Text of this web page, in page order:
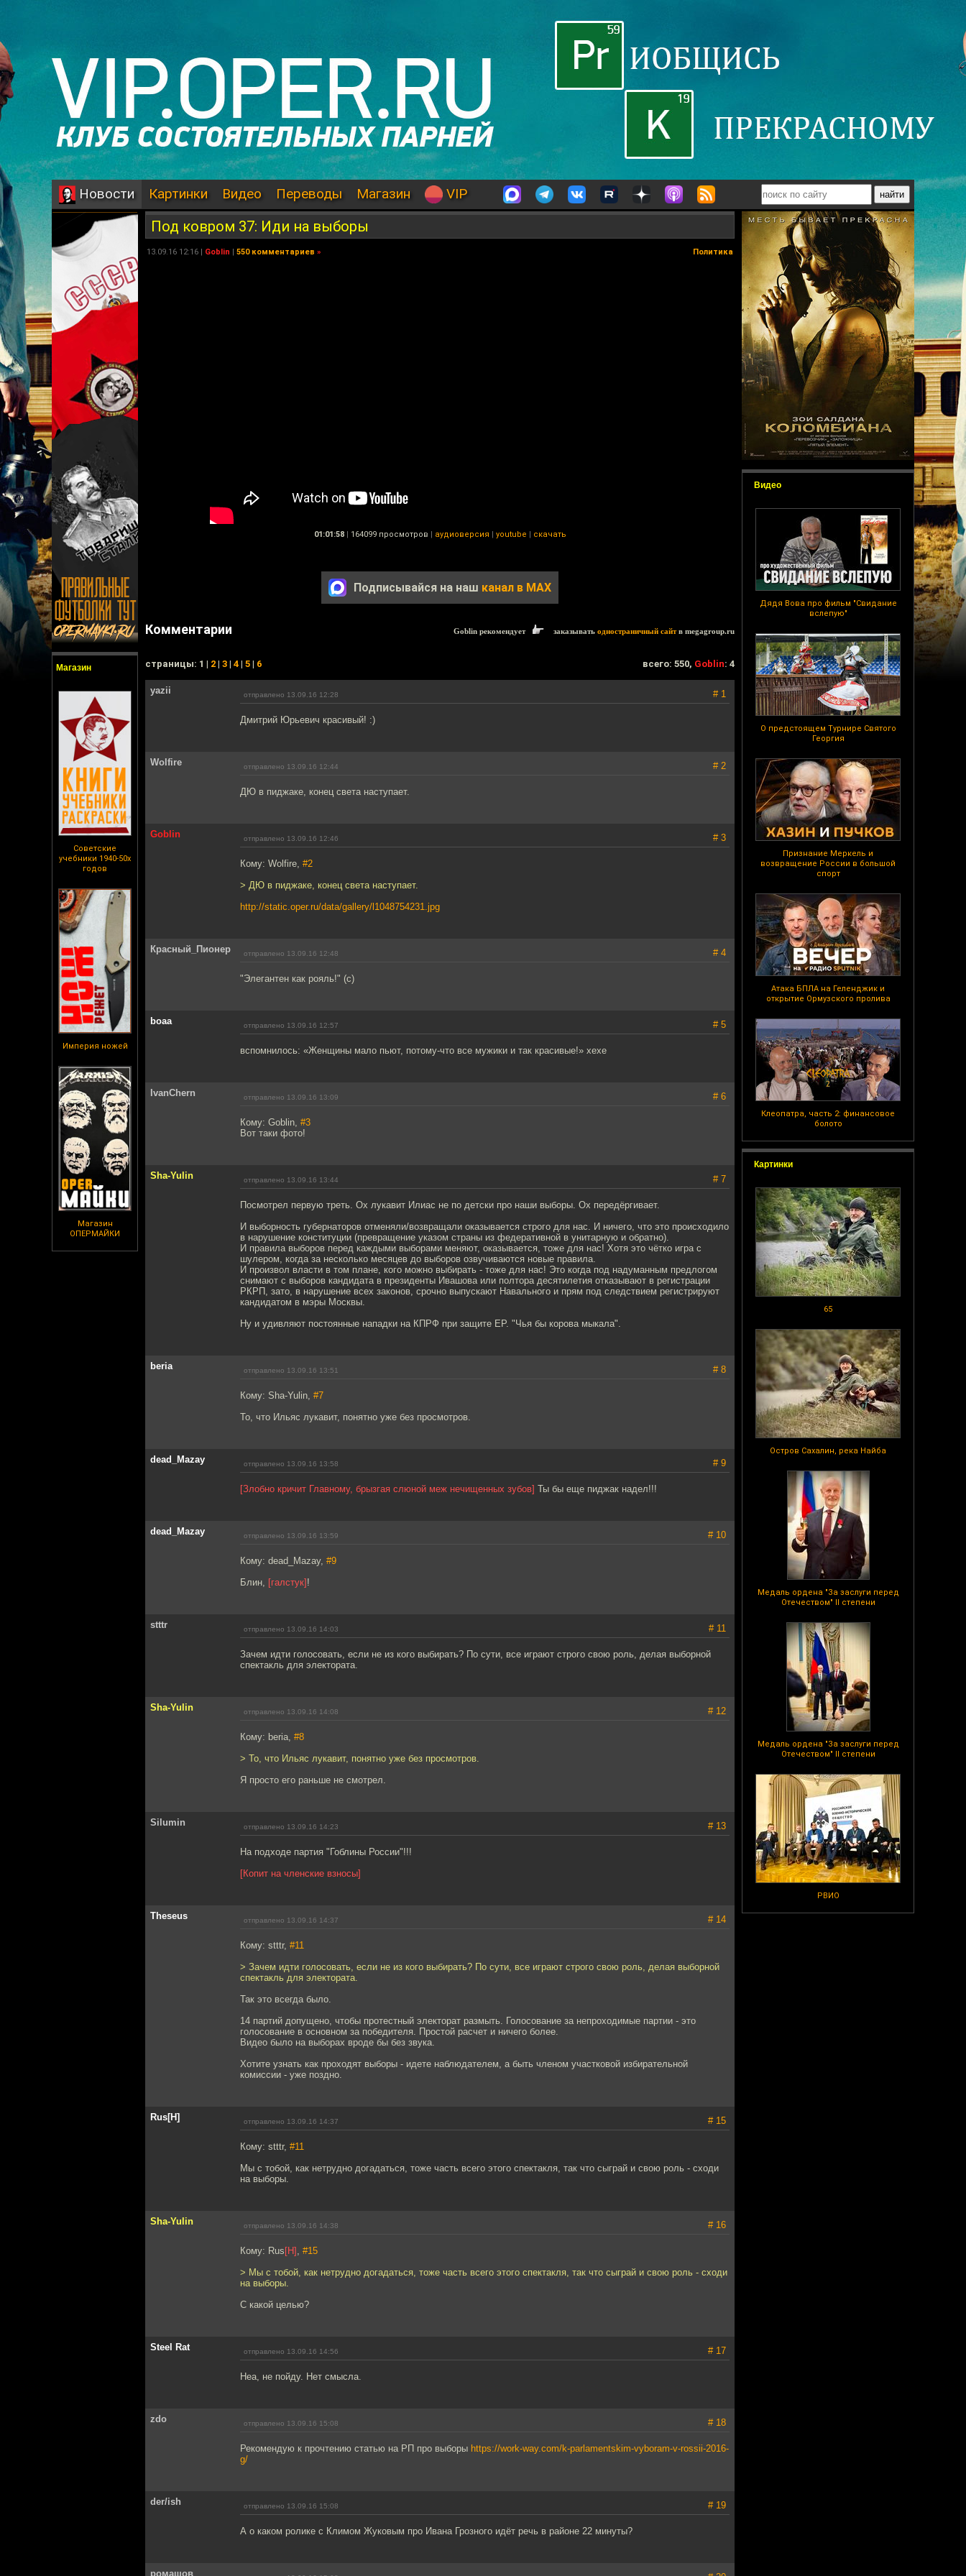
Новости Картинки Видео Переводы Магазин VIP
Магазин
Советские
учебники 1940-50х
годов
Империя ножей
Магазин
ОПЕРМАЙКИ
Видео
Дядя Вова про фильм "Свидание
вслепую"
О предстоящем Турнире Святого
Георгия
Признание Меркель и
возвращение России в большой
спорт
Атака БПЛА на Геленджик и
открытие Ормузского пролива
Клеопатра, часть 2: финансовое
болото
Картинки
65
Остров Сахалин, река Найба
Медаль ордена "За заслуги перед
Отечеством" II степени
Медаль ордена "За заслуги перед
Отечеством" II степени
РВИО
Под ковром 37: Иди на выборы
13.09.16 12:16 | Goblin | 550 комментариев » Политика
01:01:58 | 164099 просмотров | аудиоверсия | youtube | скачать
Подписывайся на наш канал в MAX
Комментарии Goblin рекомендует заказывать одностраничный сайтв megagroup.ru
cтраницы: 1 | 2 | 3 | 4 | 5 | 6 всего: 550, Goblin: 4
yazii отправлено 13.09.16 12:28 # 1
Дмитрий Юрьевич красивый! :)
Wolfire отправлено 13.09.16 12:44 # 2
ДЮ в пиджаке, конец света наступает.
Goblin отправлено 13.09.16 12:46 # 3
Кому: Wolfire, #2
> ДЮ в пиджаке, конец света наступает.
http://static.oper.ru/data/gallery/l1048754231.jpg
Красный_Пионер отправлено 13.09.16 12:48 # 4
"Элегантен как рояль!" (с)
boaa отправлено 13.09.16 12:57 # 5
вспомнилось: «Женщины мало пьют, потому-что все мужики и так красивые!» хехе
IvanChern отправлено 13.09.16 13:09 # 6
Кому: Goblin, #3
Вот таки фото!
Sha-Yulin отправлено 13.09.16 13:44 # 7
Посмотрел первую треть. Ох лукавит Илиас не по детски про наши выборы. Ох передёргивает.
И выборность губернаторов отменяли/возвращали оказывается строго для нас. И ничего, что это происходило
в нарушение конституции (превращение указом страны из федеративной в унитарную и обратно).
И правила выборов перед каждыми выборами меняют, оказывается, тоже для нас! Хотя это чётко игра с
шулером, когда за несколько месяцев до выборов озвучиваются новые правила.
И произвол власти в том плане, кого можно выбирать - тоже для нас! Это когда под надуманным предлогом
снимают с выборов кандидата в президенты Ивашова или полтора десятилетия отказывают в регистрации
РКРП, зато, в нарушение всех законов, срочно выпускают Навального и прям под следствием регистрируют
кандидатом в мэры Москвы.
Ну и удивляют постоянные нападки на КПРФ при защите ЕР. "Чья бы корова мыкала".
beria отправлено 13.09.16 13:51 # 8
Кому: Sha-Yulin, #7
То, что Ильяс лукавит, понятно уже без просмотров.
dead_Mazay отправлено 13.09.16 13:58 # 9
[Злобно кричит Главному, брызгая слюной меж нечищенных зубов] Ты бы еще пиджак надел!!!
dead_Mazay отправлено 13.09.16 13:59 # 10
Кому: dead_Mazay, #9
Блин, [галстук] !
stttr отправлено 13.09.16 14:03 # 11
Зачем идти голосовать, если не из кого выбирать? По сути, все играют строго свою роль, делая выборной
спектакль для электората.
Sha-Yulin отправлено 13.09.16 14:08 # 12
Кому: beria, #8
> То, что Ильяс лукавит, понятно уже без просмотров.
Я просто его раньше не смотрел.
Silumin отправлено 13.09.16 14:23 # 13
На подходе партия "Гоблины России"!!!
[Копит на членские взносы]
Theseus отправлено 13.09.16 14:37 # 14
Кому: stttr, #11
> Зачем идти голосовать, если не из кого выбирать? По сути, все играют строго свою роль, делая выборной
спектакль для электората.
Так это всегда было.
14 партий допущено, чтобы протестный электорат размыть. Голосование за непроходимые партии - это
голосование в основном за победителя. Простой расчет и ничего более.
Видео было на выборах вроде бы без звука.
Хотите узнать как проходят выборы - идете наблюдателем, а быть членом участковой избирательной
комиссии - уже поздно.
Rus[H] отправлено 13.09.16 14:37 # 15
Кому: stttr, #11
Мы с тобой, как нетрудно догадаться, тоже часть всего этого спектакля, так что сыграй и свою роль - сходи
на выборы.
Sha-Yulin отправлено 13.09.16 14:38 # 16
Кому: Rus [H] , #15
> Мы с тобой, как нетрудно догадаться, тоже часть всего этого спектакля, так что сыграй и свою роль - сходи
на выборы.
С какой целью?
Steel Rat отправлено 13.09.16 14:56 # 17
Неа, не пойду. Нет смысла.
zdo отправлено 13.09.16 15:08 # 18
Рекомендую к прочтению статью на РП про выборы https://work-way.com/k-parlamentskim-vyboram-v-rossii-2016-
g/
der/ish отправлено 13.09.16 15:08 # 19
А о каком ролике с Климом Жуковым про Ивана Грозного идёт речь в районе 22 минуты?
ромашов